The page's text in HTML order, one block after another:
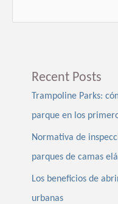
Recent Posts
Trampoline Parks:
parque en los
Normativa de
parques de camas
Los beneficios de
urbanas